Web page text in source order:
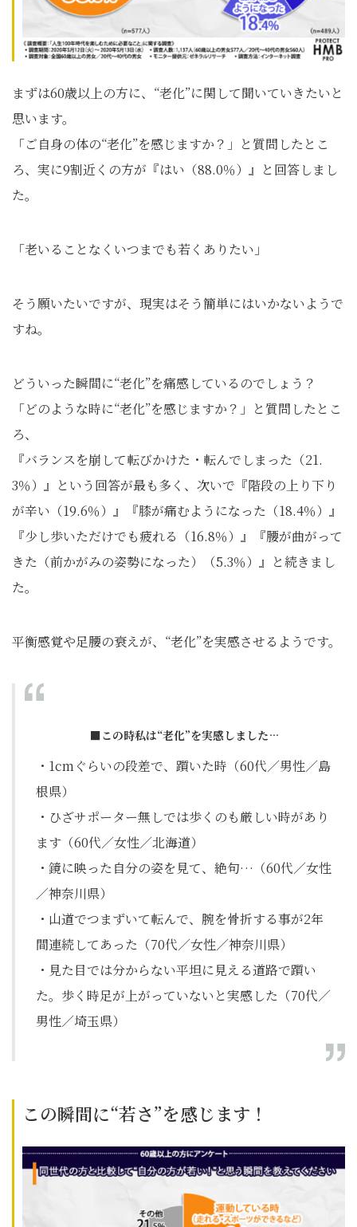
まずは60歳以上の方に、“老化”に関して聞いていきたいと
思います。
「ご自身の体の“老化”を感じますか？」と質問したとこ
ろ、実に9割近くの方が『はい（88.0％）』と回答しまし
た。
「老いることなくいつまでも若くありたい」
そう願いたいですが、現実はそう簡単にはいかないようで
すね。
どういった瞬間に“老化”を痛感しているのでしょう？
「どのような時に“老化”を感じますか？」と質問したとこ
ろ、
『バランスを崩して転びかけた・転んでしまった（21.
3％）』という回答が最も多く、次いで『階段の上り下り
が辛い（19.6％）』『膝が痛むようになった（18.4％）』
『少し歩いただけでも疲れる（16.8％）』『腰が曲がって
きた（前かがみの姿勢になった）（5.3％）』と続きまし
た。
平衡感覚や足腰の衰えが、“老化”を実感させるようです。
■この時私は“老化”を実感しました…
・1cmぐらいの段差で、躓いた時（60代／男性／島
根県）
・ひざサポーター無しでは歩くのも厳しい時があり
ます（60代／女性／北海道）
・鏡に映った自分の姿を見て、絶句…（60代／女性
／神奈川県）
・山道でつまずいて転んで、腕を骨折する事が2年
間連続してあった（70代／女性／神奈川県）
・見た目では分からない平坦に見える道路で躓い
た。歩く時足が上がっていないと実感した（70代／
男性／埼玉県）
この瞬間に“若さ”を感じます！